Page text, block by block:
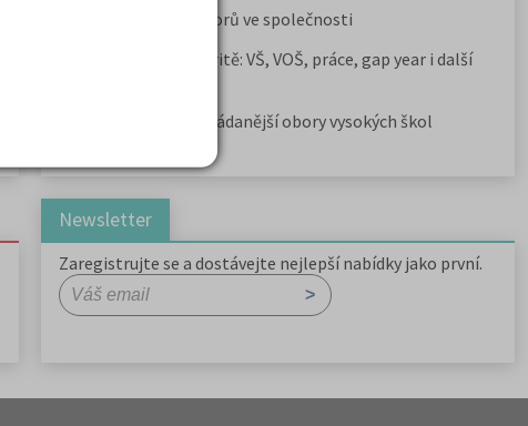
Prestiž a vnímání oborů ve společnosti
Rozcestník po maturitě: VŠ, VOŠ, práce, gap year i další
Jak se dostat na nejžádanější obory vysokých škol
Newsletter
Zaregistrujte se a dostávejte nejlepší nabídky jako první.